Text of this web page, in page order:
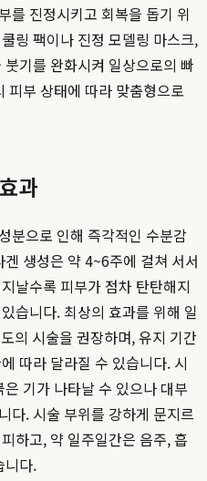
를 진정시키고 회복을 돕기 위
링 팩이나 진정 모델링 마스크,
기를 완화시켜 일상으로의 빠
피부 상태에 따라 맞춤형으로
과
분으로 인해 즉각적인 수분감
생성은 약 4~6주에 걸쳐 서서
날수록 피부가 점차 탄탄해지
습니다. 최상의 효과를 위해 일
의 시술을 권장하며, 유지 기간
따라 달라질 수 있습니다. 시
기가 나타날 수 있으나 대부
다. 시술 부위를 강하게 문지르
하고, 약 일주일간은 음주, 흡
니다.